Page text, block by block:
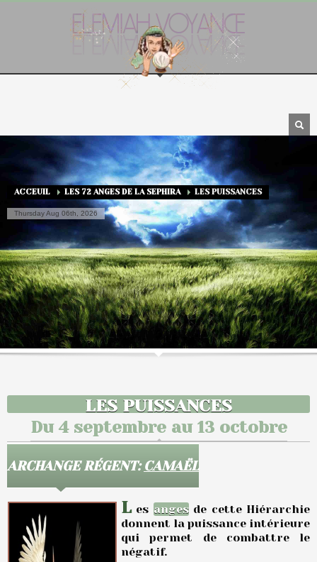
ACCEUIL LES 72 ANGES DE LA SEPHIRA LES PUISSANCES
Thursday Aug 06th, 2026
LES PUISSANCES
Du 4 septembre au 13 octobre
ARCHANGE RÉGENT:CAMAËL
L es angesde cette Hiérarchie
donnent la puissance intérieure
qui permet de combattre le
négatif.